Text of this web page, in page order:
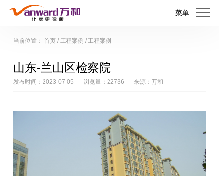
菜单
当前位置： 首页/ 工程案例 / 工程案例
山东-兰山区检察院
发布时间：2023-07-05 浏览量：22736 来源：万和